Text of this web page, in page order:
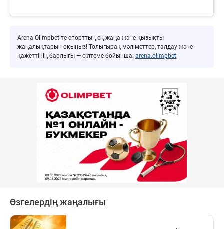
Arena Olimpbet-те спорттың ең жаңа және қызықты
жаңалықтарын оқыңыз! Толығырақ мәліметтер, талдау және
қажеттінің барлығы — сілтеме бойынша: arena.olimpbet